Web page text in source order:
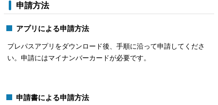
申請方法
アプリによる申請方法
プレパスアプリをダウンロード後、手順に沿って申請してくださ
い。申請にはマイナンバーカードが必要です。
申請書による申請方法